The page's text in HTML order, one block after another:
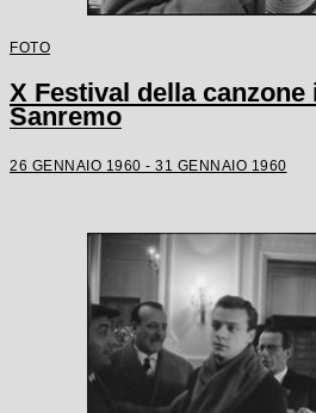
FOTO
X Festival della canzone
Sanremo
26 GENNAIO 1960 - 31 GENNAIO 1960